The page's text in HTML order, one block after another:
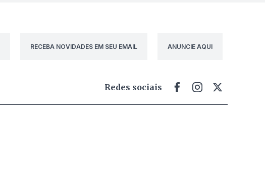
RECEBA NOVIDADES EM SEU EMAIL ANUNCIE AQUI
Redes sociais